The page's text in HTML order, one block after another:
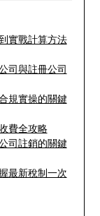
實戰計算方法
司與註冊公司
規實操的關鍵
費全攻略
司註銷的關鍵
最新稅制一次